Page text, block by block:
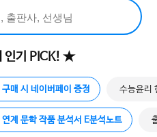
빠른 검색 실행
인기 PICK! ★
매 시 네이버페이 증정 수능윤리
연계 문학 작품 분석서 E분석노트